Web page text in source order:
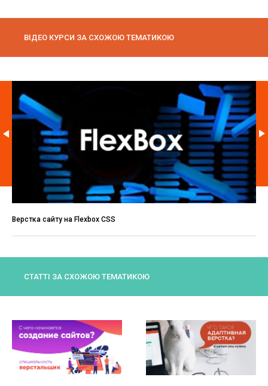
ВІДЕО КУРСИ ЗА СХОЖОЮ ТЕМАТИКОЮ
Верстка сайту на Flexbox CSS
СТАТТІ ЗА СХОЖОЮ ТЕМАТИКОЮ